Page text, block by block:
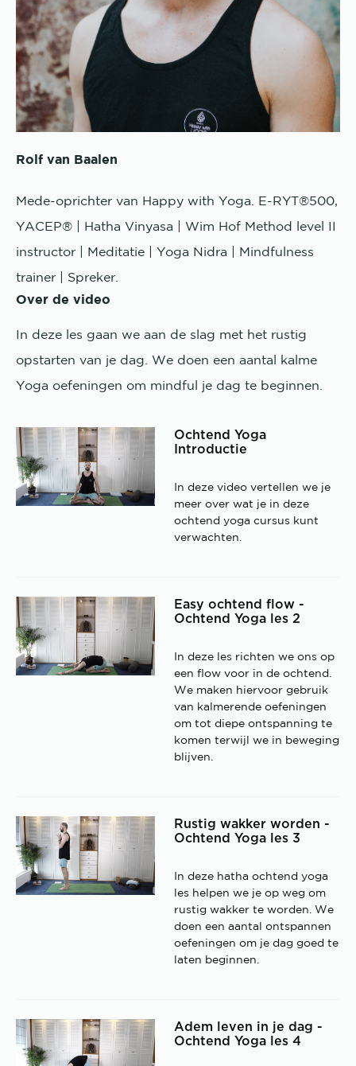
Rolf van Baalen
Mede-oprichter van Happy with Yoga. E-RYT®500,
YACEP® | Hatha Vinyasa | Wim Hof Method level II
instructor | Meditatie | Yoga Nidra | Mindfulness
trainer | Spreker.
Over de video
In deze les gaan we aan de slag met het rustig
opstarten van je dag. We doen een aantal kalme
Yoga oefeningen om mindful je dag te beginnen.
Ochtend Yoga
Introductie
In deze video vertellen we je
meer over wat je in deze
ochtend yoga cursus kunt
verwachten.
Easy ochtend flow -
Ochtend Yoga les 2
In deze les richten we ons op
een flow voor in de ochtend.
We maken hiervoor gebruik
van kalmerende oefeningen
om tot diepe ontspanning te
komen terwijl we in beweging
blijven.
Rustig wakker worden -
Ochtend Yoga les 3
In deze hatha ochtend yoga
les helpen we je op weg om
rustig wakker te worden. We
doen een aantal ontspannen
oefeningen om je dag goed te
laten beginnen.
Adem leven in je dag -
Ochtend Yoga les 4